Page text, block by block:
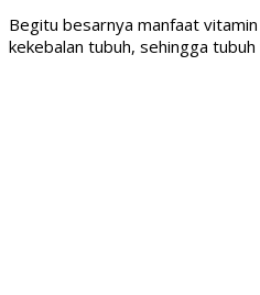
Begitu besarnya manfaat
kekebalan tubuh, sehingga